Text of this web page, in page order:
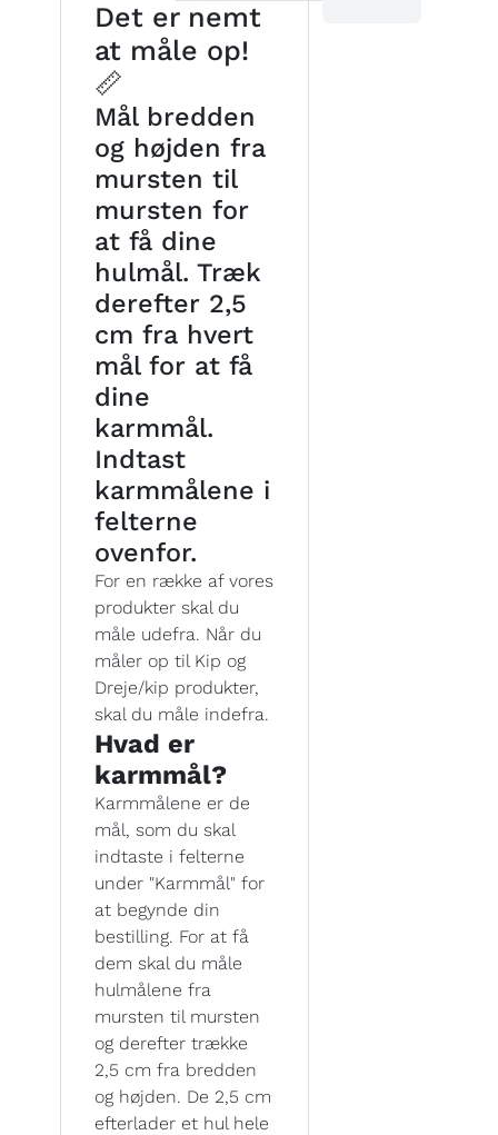
Det er nemt
at måle op!
📏
Mål bredden
og højden fra
mursten til
mursten for
at få dine
hulmål. Træk
derefter 2,5
cm fra hvert
mål for at få
dine
karmmål.
Indtast
karmmålene i
felterne
ovenfor.
For en række af vores
produkter skal du
måle udefra. Når du
måler op til Kip og
Dreje/kip produkter,
skal du måle indefra.
Hvad er
karmmål?
Karmmålene er de
mål, som du skal
indtaste i felterne
under "Karmmål" for
at begynde din
bestilling. For at få
dem skal du måle
hulmålene fra
mursten til mursten
og derefter trække
2,5 cm fra bredden
og højden. De 2,5 cm
efterlader et hul hele